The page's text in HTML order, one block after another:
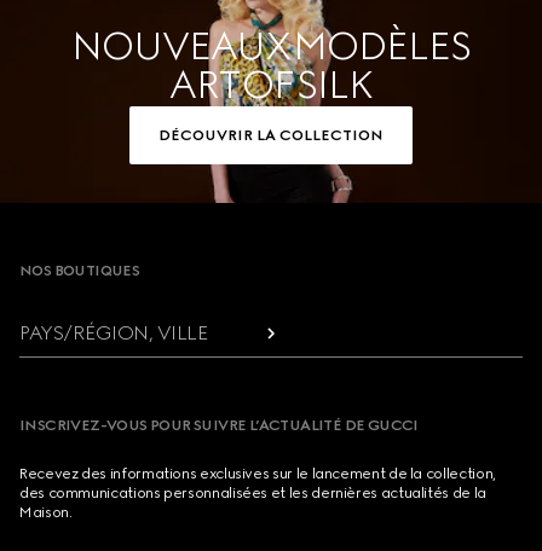
NOUVEAUX MODÈLES
ART OF SILK
DÉCOUVRIR LA COLLECTION
Footer
NOS BOUTIQUES
PAYS/RÉGION, VILLE
INSCRIVEZ-VOUS POUR SUIVRE L’ACTUALITÉ DE GUCCI
Recevez des informations exclusives sur le lancement de la collection,
des communications personnalisées et les dernières actualités de la
Maison.